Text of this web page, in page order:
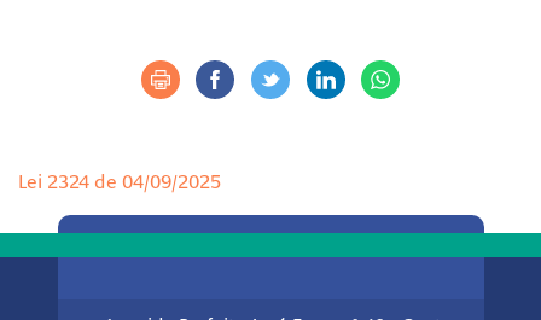
Lei 2324 de 04/09/2025